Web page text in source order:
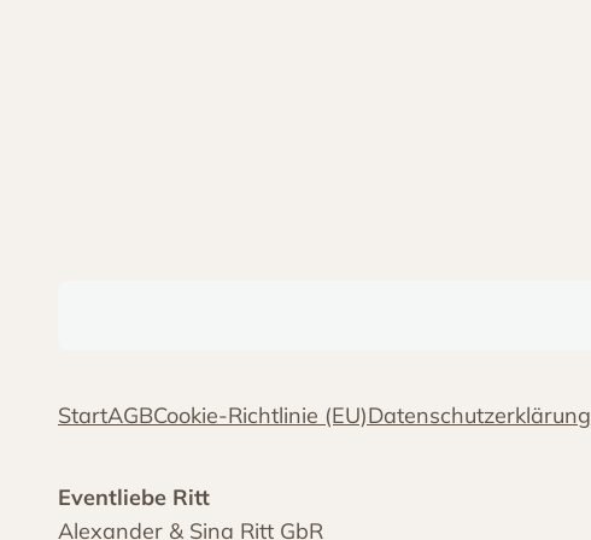
StartAGBCookie-Richtlinie (EU)Datenschutzerklärung
Eventliebe Ritt
Alexander & Sina Ritt GbR